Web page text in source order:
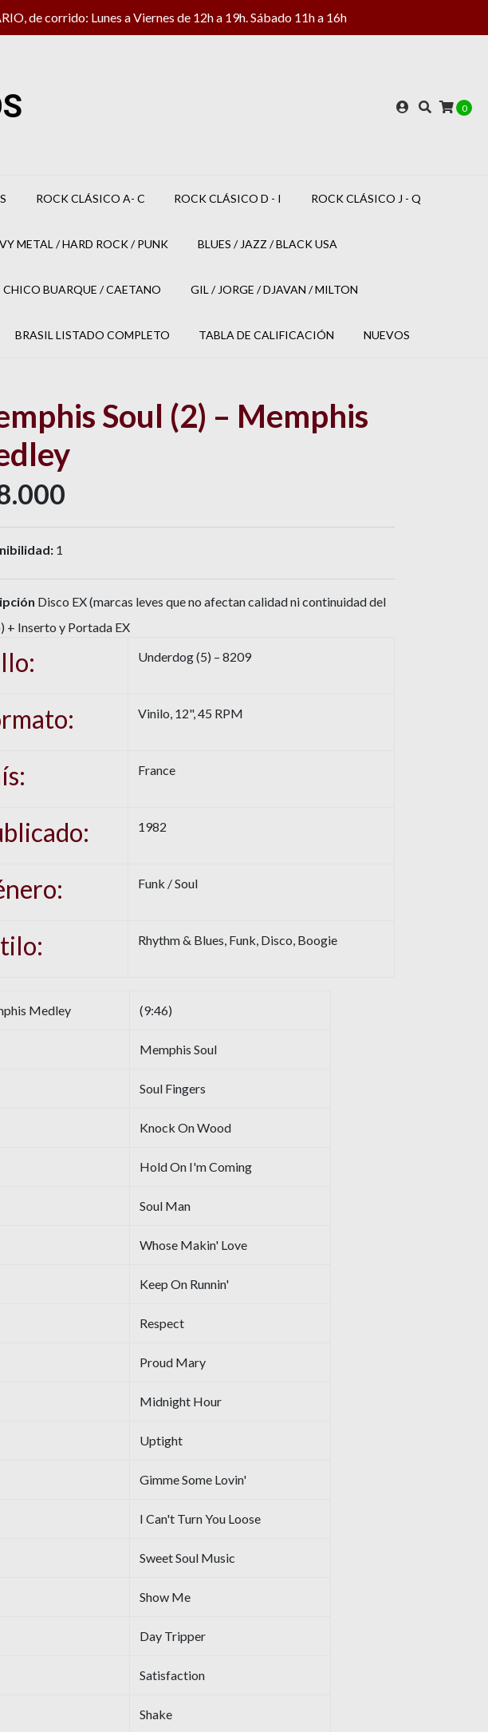
de corrido: Lunes a Viernes de 12h a 19h. Sábado 11h a 16h
0
ROCK CLÁSICO A- C ROCK CLÁSICO D - I ROCK CLÁSICO J - Q
METAL / HARD ROCK / PUNK BLUES / JAZZ / BLACK USA
CHICO BUARQUE / CAETANO GIL / JORGE / DJAVAN / MILTON
BRASIL LISTADO COMPLETO TABLA DE CALIFICACIÓN NUEVOS
Soul (2) – Memphis
1
Disco EX (marcas leves que no afectan calidad ni continuidad del
+ Inserto y Portada EX
Underdog (5) – 8209
Vinilo, 12", 45 RPM
France
1982
Funk / Soul
Rhythm & Blues, Funk, Disco, Boogie
Medley (9:46)
Memphis Soul
Soul Fingers
Knock On Wood
Hold On I'm Coming
Soul Man
Whose Makin' Love
Keep On Runnin'
Respect
Proud Mary
Midnight Hour
Uptight
Gimme Some Lovin'
I Can't Turn You Loose
Sweet Soul Music
Show Me
Day Tripper
Satisfaction
Shake